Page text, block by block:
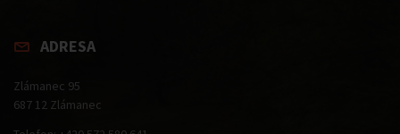
ADRESA
Zlámanec 95
687 12 Zlámanec